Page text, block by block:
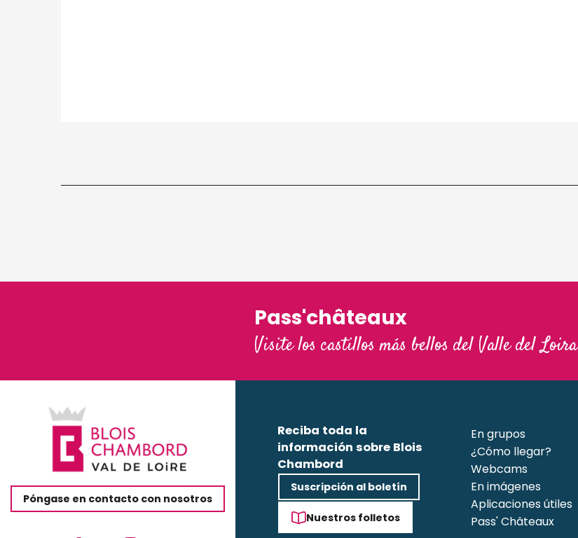
Pass'châteaux
Visite los castillos más bellos del Valle del Loira
Póngase en contacto con nosotros
Reciba toda la
información sobre Blois
Chambord
Suscripción al boletín
Nuestros folletos
En grupos
¿Cómo llegar?
Webcams
En imágenes
Aplicaciones útiles
Pass' Châteaux